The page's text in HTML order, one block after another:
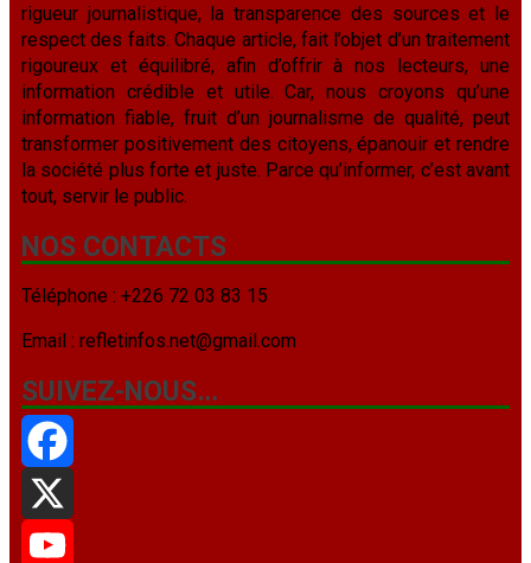
rigueur journalistique, la transparence des sources et le
respect des faits. Chaque article, fait l’objet d’un traitement
rigoureux et équilibré, afin d’offrir à nos lecteurs, une
information crédible et utile. Car, nous croyons qu’une
information fiable, fruit d’un journalisme de qualité, peut
transformer positivement des citoyens, épanouir et rendre
la société plus forte et juste. Parce qu’informer, c’est avant
tout, servir le public.
NOS CONTACTS
Téléphone : +226 72 03 83 15
Email : refletinfos.net@gmail.com
SUIVEZ-NOUS…
Facebook
X